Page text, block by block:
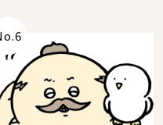
6